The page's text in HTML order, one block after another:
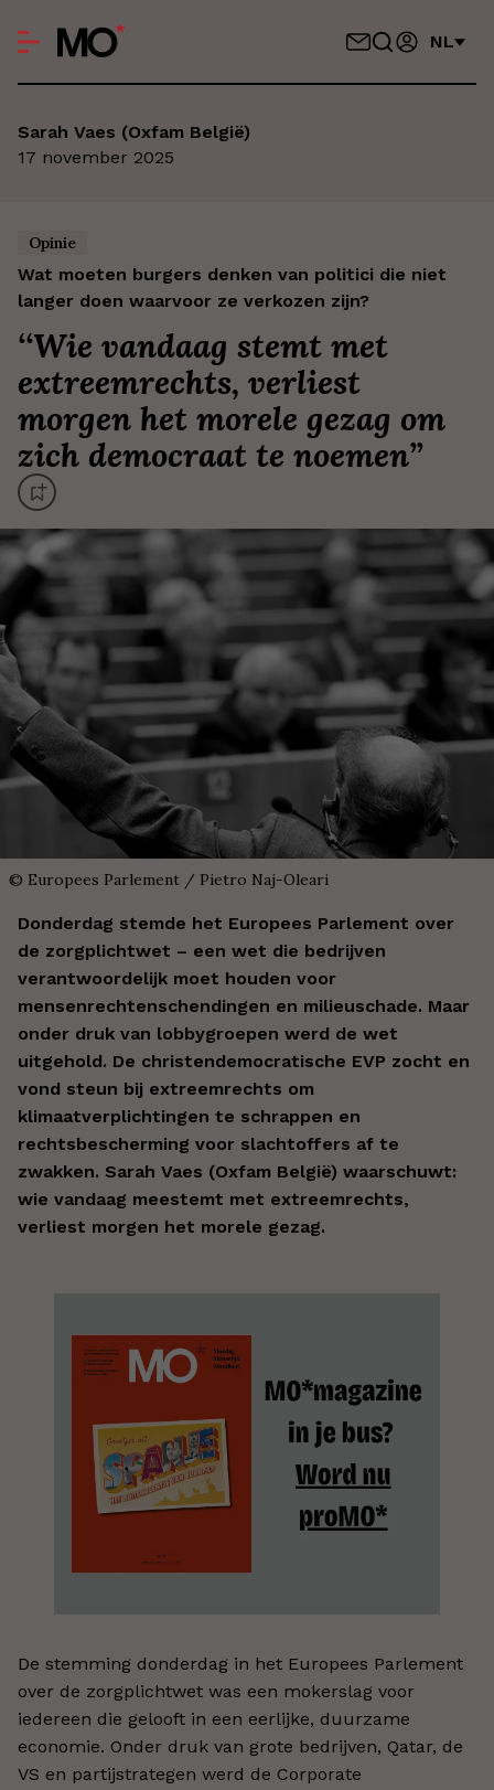
NL
Sarah Vaes (Oxfam België)
17 november 2025
Opinie
Wat moeten burgers denken van politici die niet
langer doen waarvoor ze verkozen zijn?
‘‘Wie vandaag stemt met
extreemrechts, verliest
morgen het morele gezag om
zich democraat te noemen’’
© Europees Parlement / Pietro Naj-Oleari
Donderdag stemde het Europees Parlement over
de zorgplichtwet – een wet die bedrijven
verantwoordelijk moet houden voor
mensenrechtenschendingen en milieuschade. Maar
onder druk van lobbygroepen werd de wet
uitgehold. De christendemocratische EVP zocht en
vond steun bij extreemrechts om
klimaatverplichtingen te schrappen en
rechtsbescherming voor slachtoffers af te
zwakken. Sarah Vaes (Oxfam België) waarschuwt:
wie vandaag meestemt met extreemrechts,
verliest morgen het morele gezag.
De stemming donderdag in het Europees Parlement
over de zorgplichtwet was een mokerslag voor
iedereen die gelooft in een eerlijke, duurzame
economie. Onder druk van grote bedrijven, Qatar, de
VS en partijstrategen werd de Corporate